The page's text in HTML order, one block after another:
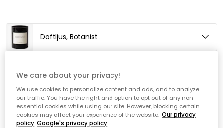
Doftljus, Botanist
Lägg i varukorgen
I webblager
We care about your privacy!
We use cookies to personalize content and ads, and to analyze
our traffic. You have the right and option to opt out of any non-
essential cookies while using our site. However, blocking certain
cookies may affect your experience of the website. Our privacy
policy Google's privacy policy